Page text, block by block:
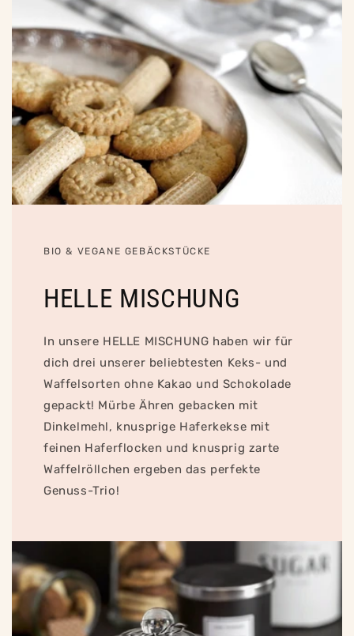
BIO & VEGANE GEBÄCKSTÜCKE
HELLE MISCHUNG
In unsere HELLE MISCHUNG haben wir für
dich drei unserer beliebtesten Keks- und
Waffelsorten ohne Kakao und Schokolade
gepackt! Mürbe Ähren gebacken mit
Dinkelmehl, knusprige Haferkekse mit
feinen Haferflocken und knusprig zarte
Waffelröllchen ergeben das perfekte
Genuss-Trio!